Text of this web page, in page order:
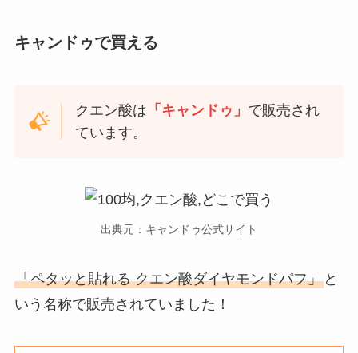
キャンドゥで買える
クエン酸は 「キャンドゥ」 で販売され
ています。
出典元：キャンドゥ公式サイト
「ペタッと貼れる クエン酸ダイヤモンドパフ」と
いう名称で販売されていました！